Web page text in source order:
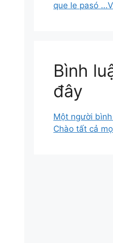
que le pasó
Bình
đây
Một người
Chào tất cả